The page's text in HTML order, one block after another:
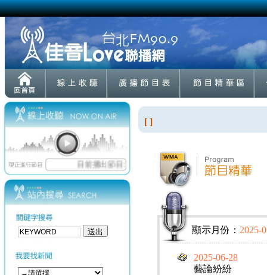
[ ]
顯示月份： 2025-
2025-06-28
藝論紛紛